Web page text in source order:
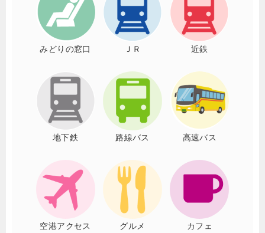
みどりの窓口 ＪＲ 近鉄
地下鉄 路線バス 高速バス
空港アクセス グルメ カフェ